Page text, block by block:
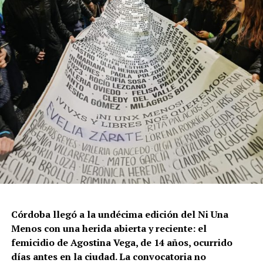
Córdoba llegó a la undécima edición del Ni Una
Menos con una herida abierta y reciente: el
femicidio de Agostina Vega, de 14 años, ocurrido
días antes en la ciudad. La convocatoria no